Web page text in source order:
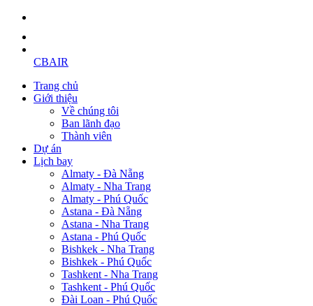
CBAIR
Trang chủ
Giới thiệu
Về chúng tôi
Ban lãnh đạo
Thành viên
Dự án
Lịch bay
Almaty - Đà Nẵng
Almaty - Nha Trang
Almaty - Phú Quốc
Astana - Đà Nẵng
Astana - Nha Trang
Astana - Phú Quốc
Bishkek - Nha Trang
Bishkek - Phú Quốc
Tashkent - Nha Trang
Tashkent - Phú Quốc
Đài Loan - Phú Quốc